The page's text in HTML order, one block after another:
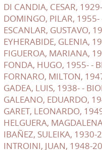
DI CANDIA, CESAR,
DOMINGO, PILAR, 1955-
ESCANLAR, GUSTAVO,
EYHERABIDE, GLENIA,
FIGUEROA, MARIANA,
FONDA, HUGO, 1955- -
FORNARO, MILTON,
GADEA, LUIS, 1938- -
GALEANO, EDUARDO,
GARET, LEONARDO,
HELGUERA,
IBAÑEZ, SULEIKA,
INTROINI, JUAN, 1948-